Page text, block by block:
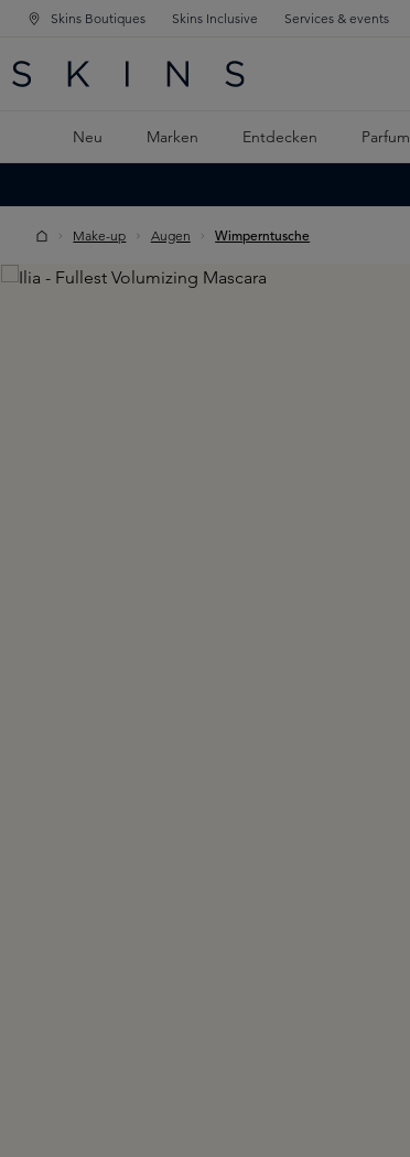
SPRINGEN
SPRINGEN
Skins Boutiques Skins Inclusive Services & events
Neu Marken Entdecken Parfum
Make-up Augen Wimperntusche
Skip image gallery